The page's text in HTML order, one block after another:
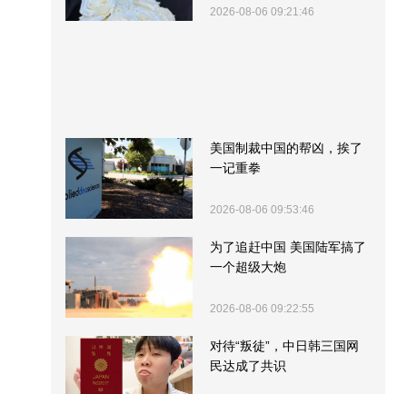
2026-08-06 09:21:46
美国制裁中国的帮凶，挨了
一记重拳
2026-08-06 09:53:46
为了追赶中国 美国陆军搞了
一个超级大炮
2026-08-06 09:22:55
对待“叛徒”，中日韩三国网
民达成了共识